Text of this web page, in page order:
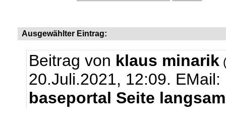
Ausgewählter Eintrag:
Beitrag von klaus minarik
20.Juli.2021, 12:09. EMail:
baseportal Seite langsam